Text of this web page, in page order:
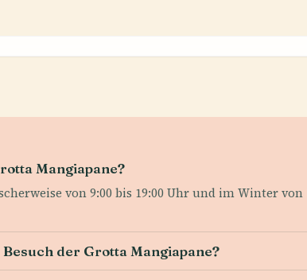
Mangiapane?
von 9:00 bis 19:00 Uhr und im Winter von
der Grotta Mangiapane?